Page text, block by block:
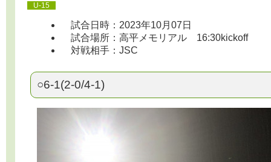
U-15
試合日時：2023年10月07日
試合場所：高平メモリアル 16:30kickoff
対戦相手：JSC
○6-1(2-0/4-1)